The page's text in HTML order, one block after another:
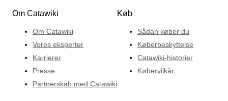
Om Catawiki
Om Catawiki
Vores eksperter
Karrierer
Presse
Partnerskab med Catawiki
Køb
Sådan køber du
Køberbeskyttelse
Catawiki-historier
Købervilkår